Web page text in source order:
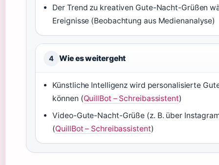
Der Trend zu kreativen Gute-Nacht-Grüßen
Ereignisse (Beobachtung aus Medienanalyse)
4 Wie es weitergeht
Künstliche Intelligenz wird personalisierte
können (QuillBot – Schreibassistent)
Video-Gute-Nacht-Grüße (z. B. über
(QuillBot – Schreibassistent)